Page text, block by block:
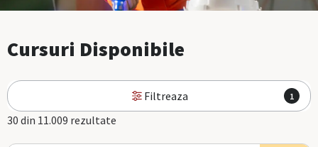
Cursuri Disponibile
Filtreaza 1
30 din 11.009 rezultate